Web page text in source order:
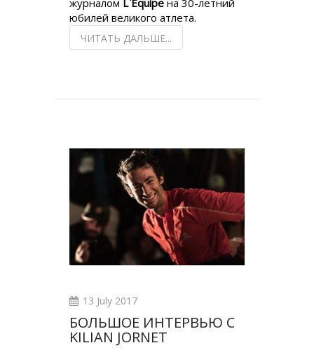
юбилей великого атлета.
ЧИТАТЬ ДАЛЬШЕ...
13 July 2017
БОЛЬШОЕ ИНТЕРВЬЮ С
KILIAN JORNET